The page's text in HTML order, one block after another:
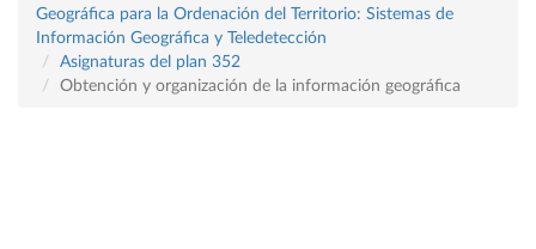
Geográfica para la Ordenación del Territorio: Sistemas de
Información Geográfica y Teledetección
Asignaturas del plan 352
Obtención y organización de la información geográfica